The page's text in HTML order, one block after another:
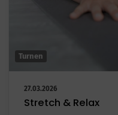
Turnen
27.03.2026
Stretch & Relax